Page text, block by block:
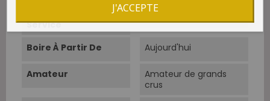
Service
16°C-18°C
Boire À Partir De Aujourd'hui
Amateur
Amateur de grands
crus
J'ACCEPTE